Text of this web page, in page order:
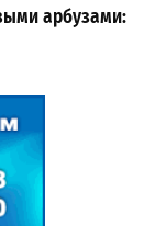
арбузами: